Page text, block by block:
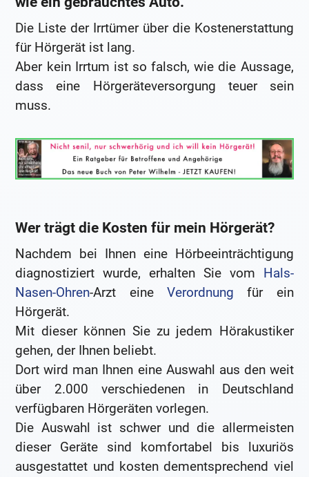
Die Liste der Irrtümer über die Kostenerstattung
für Hörgerät ist lang.
Aber kein Irrtum ist so falsch, wie die Aussage,
dass eine Hörgeräteversorgung teuer sein
muss.
Wer trägt die Kosten für mein Hörgerät?
Nachdem bei Ihnen eine Hörbeeinträchtigung
diagnostiziert wurde, erhalten Sie vom Hals-
Nasen-Ohren-Arzt eine Verordnung für ein
Hörgerät.
Mit dieser können Sie zu jedem Hörakustiker
gehen, der Ihnen beliebt.
Dort wird man Ihnen eine Auswahl aus den weit
über 2.000 verschiedenen in Deutschland
verfügbaren Hörgeräten vorlegen.
Die Auswahl ist schwer und die allermeisten
dieser Geräte sind komfortabel bis luxuriös
ausgestattet und kosten dementsprechend viel